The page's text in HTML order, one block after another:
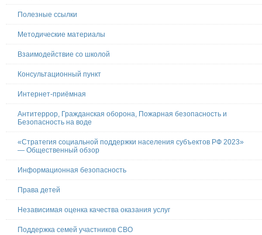
Полезные ссылки
Методические материалы
Взаимодействие со школой
Консультационный пункт
Интернет-приёмная
Антитеррор, Гражданская оборона, Пожарная безопасность и
Безопасность на воде
«Стратегия социальной поддержки населения субъектов РФ 2023»
— Общественный обзор
Информационная безопасность
Права детей
Независимая оценка качества оказания услуг
Поддержка семей участников СВО